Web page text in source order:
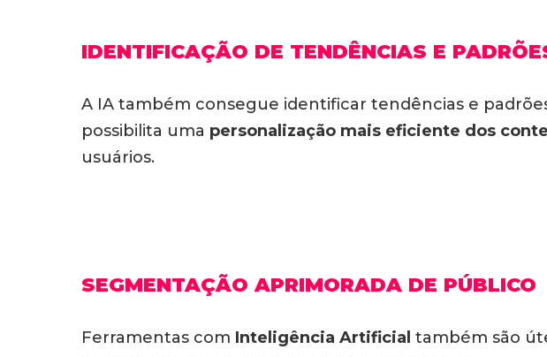
IDENTIFICAÇÃO DE TENDÊNCIAS E
A IA também consegue identificar tendências e
possibilita uma personalização mais eficiente dos
usuários.
SEGMENTAÇÃO APRIMORADA DE PÚBLICO
Ferramentas com Inteligência Artificial também são